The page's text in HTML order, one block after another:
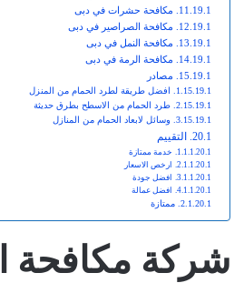
مكافحة حشرات في دبى
مكافحة الصراصير في دبى
مكافحة النمل في دبى
مكافحة الرمة في دبى
مصادر
افضل طريقة لطرد الحمام من المنزل
طرد الحمام من الاسطح بطرق حديثة
وسائل لابعاد الحمام من المنازل
التقييم
خدمة ممتازة
ارخص الاسعار
افضل جودة
افضل عمالة
ممتازة
شركة مكافحة